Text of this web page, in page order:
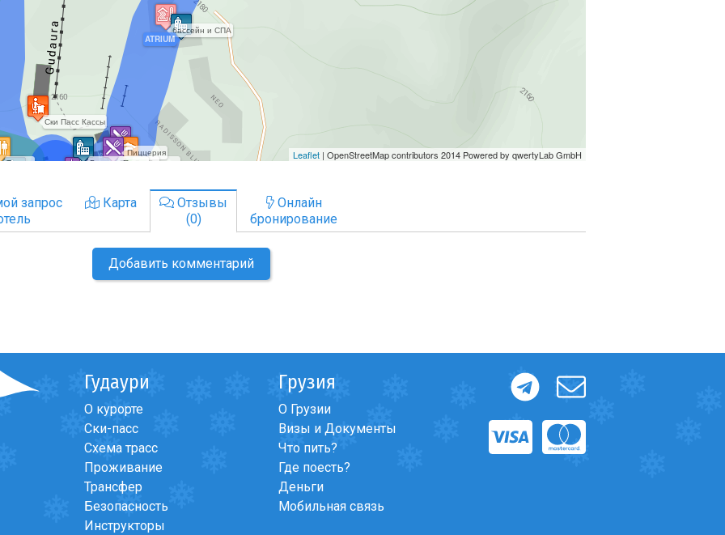
запрос
Карта
Отзывы
(0)
Онлайн
бронирование
Добавить комментарий
Гудаури
О курорте
Ски-пасс
Схема трасс
Проживание
Трансфер
Безопасность
Инструкторы
Грузия
О Грузии
Визы и Документы
Что пить?
Где поесть?
Деньги
Мобильная связь